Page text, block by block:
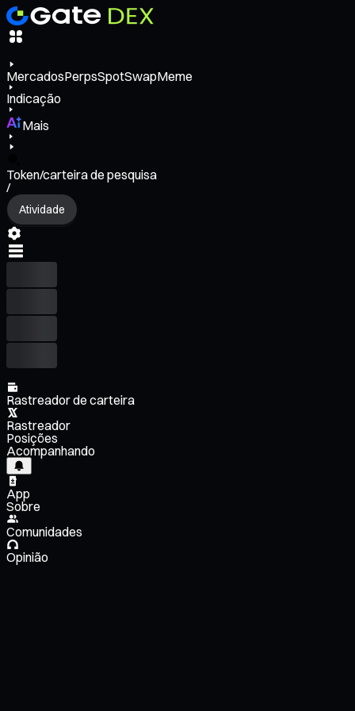
MercadosPerpsSpotSwapMeme
Indicação
Mais
Token/carteira de pesquisa
/
Atividade
Rastreador de carteira
Rastreador
Posições
Acompanhando
App
Sobre
Comunidades
Opinião